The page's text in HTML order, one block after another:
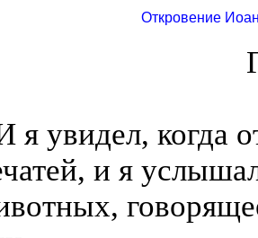
Откровение
я увидел, когда
и я